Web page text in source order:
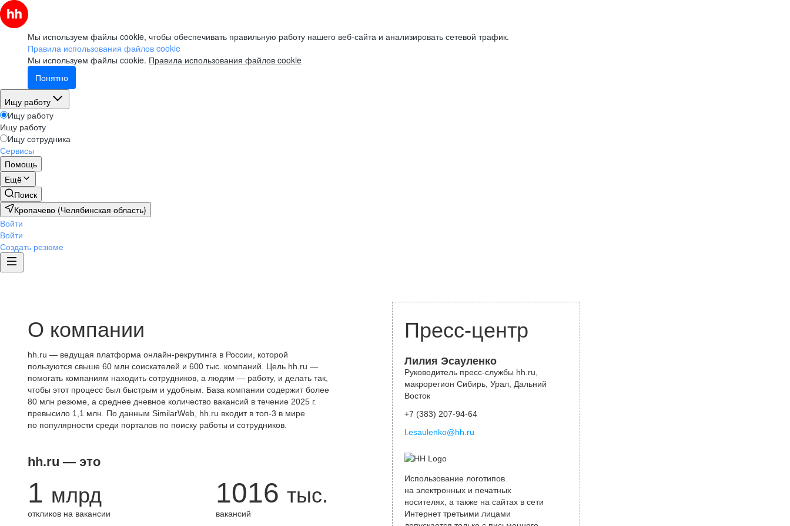
Мы используем файлы cookie, чтобы обеспечивать правильную работу нашего веб-сайта и анализировать сетевой трафик.
Правила использования файлов cookie
Мы используем файлы cookie. Правила использования файлов cookie
Понятно
Ищу работу
Ищу работу
Ищу работу
Ищу сотрудника
Сервисы
Помощь
Ещё
Поиск
Кропачево (Челябинская область)
Войти
Войти
Создать резюме
О компании
hh.ru — ведущая платформа онлайн-рекрутинга в России, которой
пользуются свыше 60 млн соискателей и 600 тыс. компаний. Цель hh.ru —
помогать компаниям находить сотрудников, а людям — работу, и делать так,
чтобы этот процесс был быстрым и удобным. База компании содержит более
80 млн резюме, а среднее дневное количество вакансий в течение 2025 г.
превысило 1,1 млн. По данным SimilarWeb, hh.ru входит в топ-3 в мире
по популярности среди порталов по поиску работы и сотрудников.
hh.ru — это
1 млрд
откликов на вакансии
1016 тыс.
вакансий
Пресс-центр
Лилия Эсауленко
Руководитель пресс-службы hh.ru,
макрорегион Сибирь, Урал, Дальний
Восток
+7 (383) 207-94-64
l.esaulenko@hh.ru
Использование логотипов
на электронных и печатных
носителях, а также на сайтах в сети
Интернет третьими лицами